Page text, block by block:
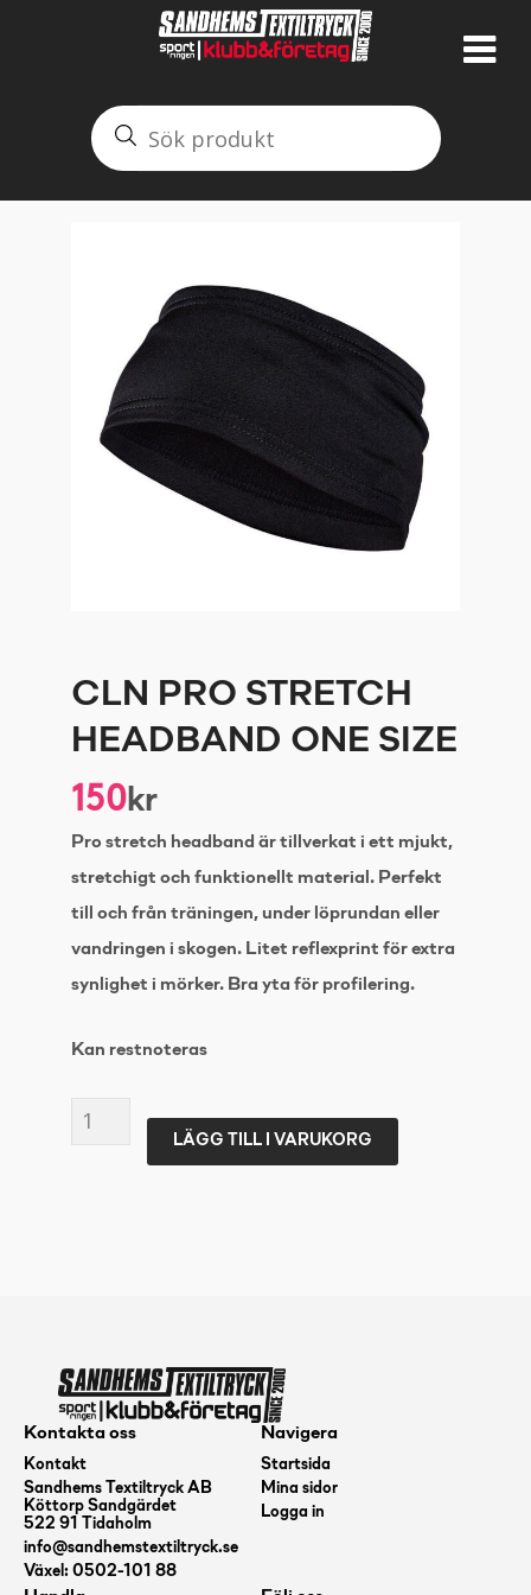
CLN PRO STRETCH
HEADBAND ONE SIZE
150kr
Pro stretch headband är tillverkat i ett mjukt,
stretchigt och funktionellt material. Perfekt
till och från träningen, under löprundan eller
vandringen i skogen. Litet reflexprint för extra
synlighet i mörker. Bra yta för profilering.
Kan restnoteras
CLN
LÄGG TILL I VARUKORG
Kontakta oss
Kontakt
Sandhems Textiltryck AB
Köttorp Sandgärdet
522 91 Tidaholm
info@sandhemstextiltryck.se
Växel: 0502-101 88
Navigera
Startsida
Mina sidor
Logga in